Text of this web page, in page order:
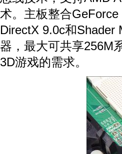
术。主板整合
DirectX 9.0c和Shader
器，最大可共享256M
3D游戏的需求。